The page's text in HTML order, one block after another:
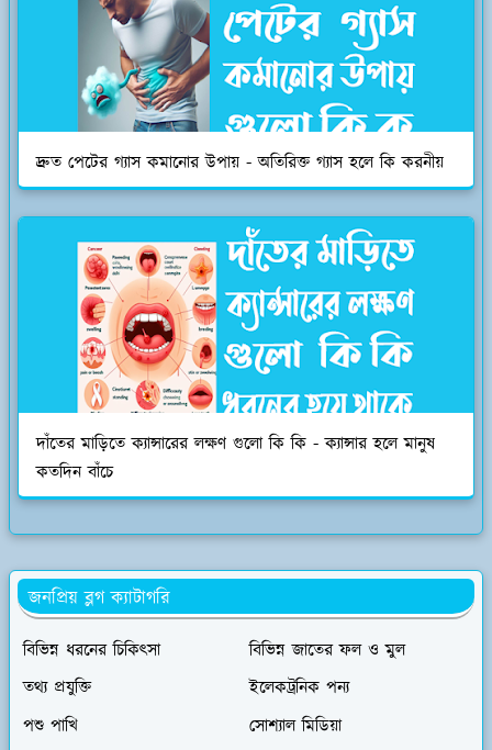
দ্রুত পেটের গ্যাস কমানোর উপায় - অতিরিক্ত গ্যাস হলে কি করনীয়
দাঁতের মাড়িতে ক্যান্সারের লক্ষণ গুলো কি কি - ক্যান্সার হলে মানুষ
কতদিন বাঁচে
জনপ্রিয় ব্লগ ক্যাটাগরি
বিভিন্ন ধরনের চিকিৎসা
বিভিন্ন জাতের ফল ও মুল
তথ্য প্রযুক্তি
ইলেকট্রনিক পন্য
পশু পাখি
সোশ্যাল মিডিয়া